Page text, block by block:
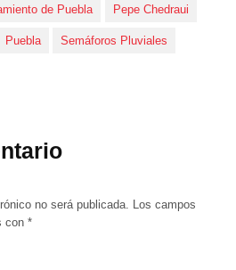
de Puebla Pepe Chedraui
Puebla Semáforos Pluviales
no será publicada. Los campos
con*